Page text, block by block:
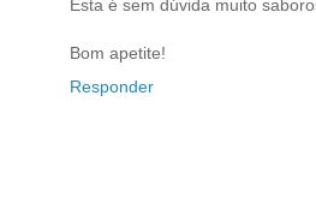
Esta é sem dúvida muito
Bom apetite!
Responder